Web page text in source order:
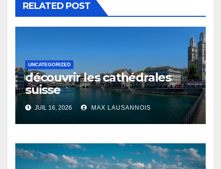
RELATED POST
UNCATEGORIZED
découvrir les cathédrales
suisse
JUIL 16, 2026 MAX LAUSANNOIS